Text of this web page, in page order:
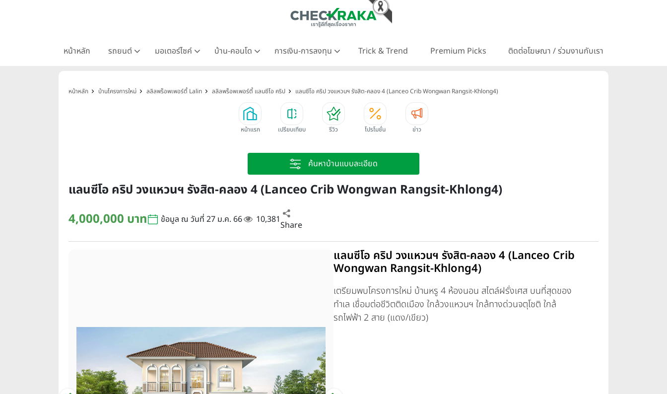
หน้าหลัก รถยนต์ มอเตอร์ไซค์ บ้าน-คอนโด การเงิน-การลงทุน Trick & Trend Premium Picks ติดต่อโฆษณา / ร่วมงานกับเรา
หน้าหลัก บ้านโครงการใหม่ ลลิลพร็อพเพอร์ตี้ Lalin ลลิลพร็อพเพอร์ตี้ แลนซีโอ คริป แลนซีโอ คริป วงแหวนฯ รังสิต-คลอง 4 (Lanceo Crib Wongwan Rangsit-Khlong4)
หน้าแรก เปรียบเทียบ รีวิว โปรโมชั่น ข่าว
ค้นหาบ้านแบบละเอียด
แลนซีโอ คริป วงแหวนฯ รังสิต-คลอง 4 (Lanceo Crib Wongwan Rangsit-Khlong4)
4,000,000 บาท
ข้อมูล ณ วันที่ 27 ม.ค. 66 10,381Share
แลนซีโอ คริป วงแหวนฯ รังสิต-คลอง 4 (Lanceo Crib
Wongwan Rangsit-Khlong4)
เตรียมพบโครงการใหม่ บ้านหรู 4 ห้องนอน สไตล์ฝรั่งเศส บนที่สุดของ
ทำเล เชื่อมต่อชีวิตติดเมือง ใกล้วงแหวนฯ ใกล้ทางด่วนจตุโชติ ใกล้
รถไฟฟ้า 2 สาย (แดง/เขียว)